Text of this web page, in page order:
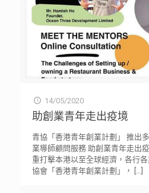
14/05/2020
助創業青年走出疫境
青協「香港青年創業計劃」 推出
業導師顧問服務 助創業青年走出
重打擊本港以至全球經濟，各行
協會「香港青年創業計劃」，
[…]